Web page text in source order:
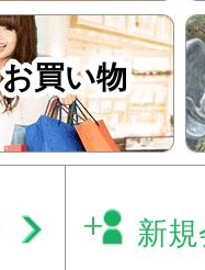
お買い物
新